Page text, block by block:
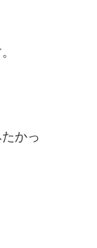
かっ